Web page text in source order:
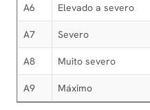
A6 Elevado a severo
A7 Severo
A8 Muito severo
A9 Máximo